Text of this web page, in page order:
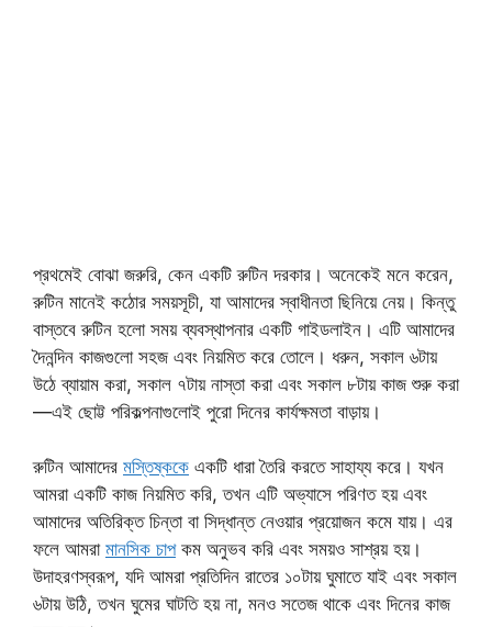
প্রথমেই বোঝা জরুরি, কেন একটি রুটিন দরকার। অনেকেই মনে করেন,
রুটিন মানেই কঠোর সময়সূচী, যা আমাদের স্বাধীনতা ছিনিয়ে নেয়। কিন্তু
বাস্তবে রুটিন হলো সময় ব্যবস্থাপনার একটি গাইডলাইন। এটি আমাদের
দৈনন্দিন কাজগুলো সহজ এবং নিয়মিত করে তোলে। ধরুন, সকাল ৬টায়
উঠে ব্যায়াম করা, সকাল ৭টায় নাস্তা করা এবং সকাল ৮টায় কাজ শুরু করা
—এই ছোট্ট পরিকল্পনাগুলোই পুরো দিনের কার্যক্ষমতা বাড়ায়।
রুটিন আমাদের মস্তিষ্ককে একটি ধারা তৈরি করতে সাহায্য করে। যখন
আমরা একটি কাজ নিয়মিত করি, তখন এটি অভ্যাসে পরিণত হয় এবং
আমাদের অতিরিক্ত চিন্তা বা সিদ্ধান্ত নেওয়ার প্রয়োজন কমে যায়। এর
ফলে আমরা মানসিক চাপকম অনুভব করি এবং সময়ও সাশ্রয় হয়।
উদাহরণস্বরূপ, যদি আমরা প্রতিদিন রাতের ১০টায় ঘুমাতে যাই এবং সকাল
৬টায় উঠি, তখন ঘুমের ঘাটতি হয় না, মনও সতেজ থাকে এবং দিনের কাজ